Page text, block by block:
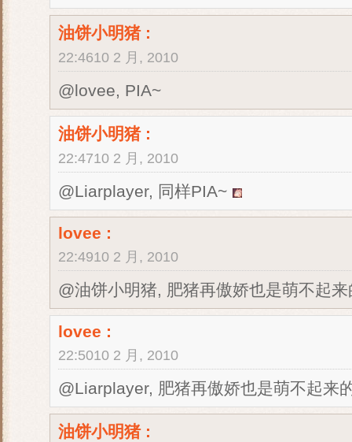
油饼小明猪:
22:4610 2 月, 2010
@lovee, PIA~
油饼小明猪:
22:4710 2 月, 2010
@Liarplayer, 同样PIA~
lovee :
22:4910 2 月, 2010
@油饼小明猪, 肥猪再傲娇也是萌不起来
lovee :
22:5010 2 月, 2010
@Liarplayer, 肥猪再傲娇也是萌不起来
油饼小明猪: